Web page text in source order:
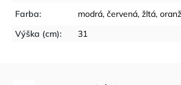
Farba:
modrá, červená, žltá,
Výška (cm): 31